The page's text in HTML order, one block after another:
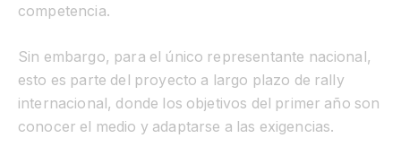
competencia.
Sin embargo, para el único representante nacional,
esto es parte del proyecto a largo plazo de rally
internacional, donde los objetivos del primer año son
conocer el medio y adaptarse a las exigencias.